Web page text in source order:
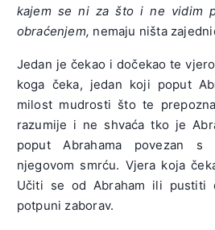
kajem se ni za što i ne vidim
obraćenjem, nemaju ništa
Jedan je čekao i dočekao te
koga čeka, jedan koji poput
milost mudrosti što te
razumije i ne shvaća tko je
poput Abrahama povezan
njegovom smrću. Vjera koja
Učiti se od Abraham ili pustiti
potpuni zaborav.